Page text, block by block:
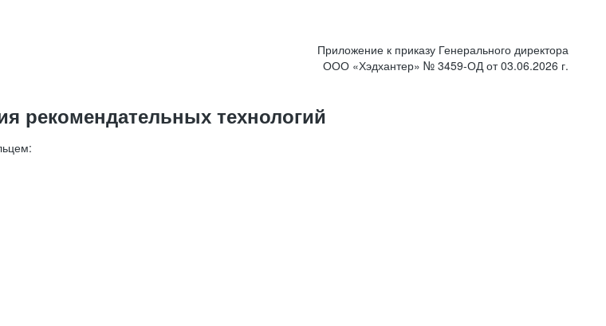
Приложение к приказу Генерального директора
ООО «Хэдхантер» № 3459-ОД от 03.06.2026 г.
рекомендательных технологий